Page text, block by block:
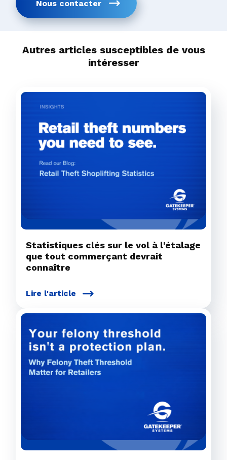
Nous contacter
Autres articles susceptibles de vous
intéresser
Statistiques clés sur le vol à l'étalage
que tout commerçant devrait
connaître
Lire l'article